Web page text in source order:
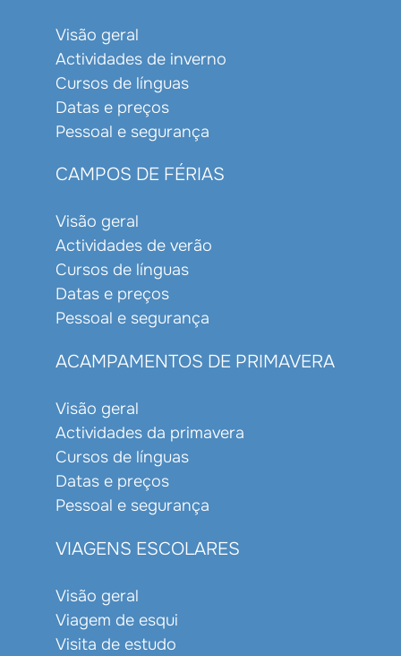
Visão geral
Actividades de inverno
Cursos de línguas
Datas e preços
Pessoal e segurança
CAMPOS DE FÉRIAS
Visão geral
Actividades de verão
Cursos de línguas
Datas e preços
Pessoal e segurança
ACAMPAMENTOS DE PRIMAVERA
Visão geral
Actividades da primavera
Cursos de línguas
Datas e preços
Pessoal e segurança
VIAGENS ESCOLARES
Visão geral
Viagem de esqui
Visita de estudo